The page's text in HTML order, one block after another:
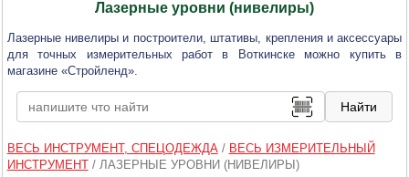
Лазерные уровни (нивелиры)
Лазерные нивелиры и построители, штативы, крепления и аксессуары
для точных измерительных работ в Воткинске можно купить в
магазине «Стройленд».
ВЕСЬ ИНСТРУМЕНТ, СПЕЦОДЕЖДА/ ВЕСЬ ИЗМЕРИТЕЛЬНЫЙ
ИНСТРУМЕНТ/ ЛАЗЕРНЫЕ УРОВНИ (НИВЕЛИРЫ)